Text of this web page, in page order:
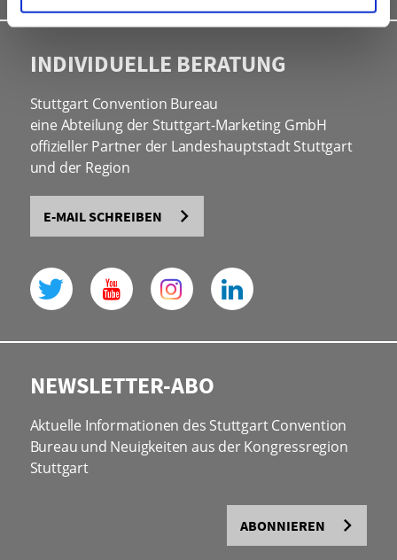
INDIVIDUELLE BERATUNG
Stuttgart Convention Bureau
eine Abteilung der Stuttgart-Marketing GmbH
offizieller Partner der Landeshauptstadt Stuttgart
und der Region
E-MAIL SCHREIBEN
NEWSLETTER-ABO
Aktuelle Informationen des Stuttgart Convention
Bureau und Neuigkeiten aus der Kongressregion
Stuttgart
ABONNIEREN